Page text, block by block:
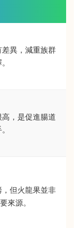
異，減重族群
，是促進腸道
但火龍果並非
來源。